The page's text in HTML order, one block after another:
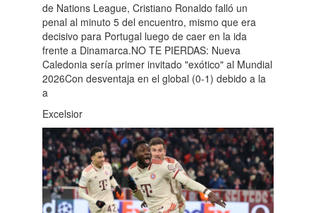
de Nations League, Cristiano Ronaldo falló un
penal al minuto 5 del encuentro, mismo que era
decisivo para Portugal luego de caer en la ida
frente a Dinamarca.NO TE PIERDAS: Nueva
Caledonia sería primer invitado "exótico" al Mundial
2026Con desventaja en el global (0-1) debido a la
a
Excelsior